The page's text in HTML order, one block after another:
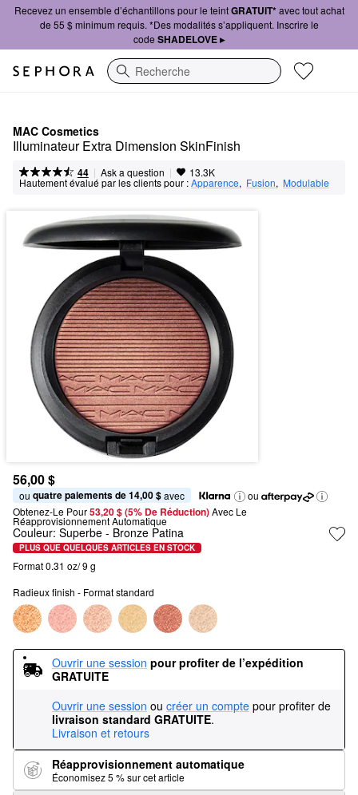
Recevez un ensemble d’échantillons pour le teintGRATUIT*avec tout achat
de 55 $ minimum requis. *Des modalités s’appliquent. Inscrire le
code SHADELOVE ▸
Recherche
MAC Cosmetics
Illuminateur Extra Dimension SkinFinish
44 | Ask a question | 13.3K
Hautement évalué par les clients pour :Apparence, Fusion, Modulable
56,00 $
ou quatre paiements de 14,00 $ avec
ou
Obtenez-Le Pour53,20 $ (5% De Réduction) Avec Le
Réapprovisionnement Automatique
Couleur: Superbe - Bronze Patina
PLUS QUE QUELQUES ARTICLES EN STOCK
Format 0.31 oz/ 9 g
Radieux finish - Format standard
Ouvrir une session pour profiter de l’expédition
GRATUITE
Ouvrir une session ou créer un compte pour profiter de
livraison standard GRATUITE.
Livraison et retours
Réapprovisionnement automatique
Économisez 5 % sur cet article